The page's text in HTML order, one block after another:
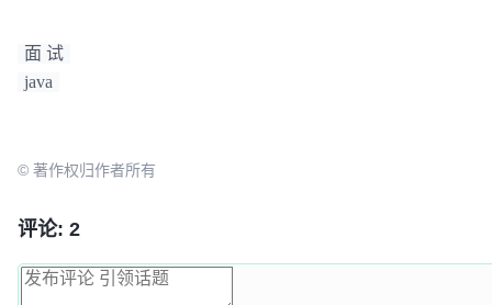
面 试
java
© 著作权归作者所有
评论: 2